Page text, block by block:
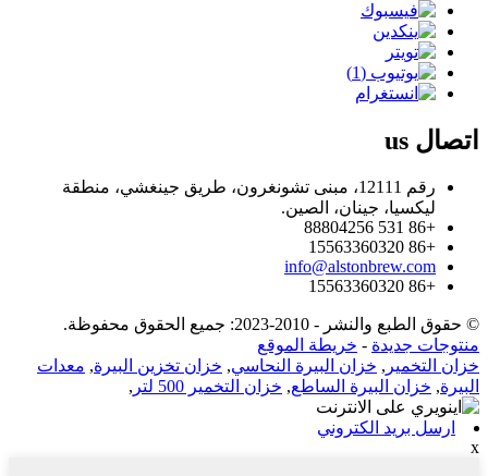
اتصال
رقم 12111، مبنى تشونغرون، طريق جينغشي، منطقة
ليكسيا، جينان، الصين.
+86 531 88804256
+86 15563360320
info@alstonbrew.com
+86 15563360320
© حقوق الطبع والنشر - 2010-2023: جميع الحقوق محفوظة.
منتوجات جديدة - خريطة الموقع
خزان التخمير , خزان البيرة النحاسي, خزان تخزين البيرة, معدات
البيرة, خزان البيرة الساطع, خزان التخمير 500 لتر ,
ارسل بريد الكتروني
x